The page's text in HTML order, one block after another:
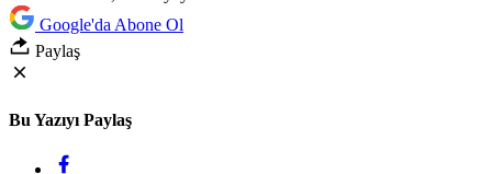
Google'da Abone Ol
Paylaş
Bu Yazıyı Paylaş